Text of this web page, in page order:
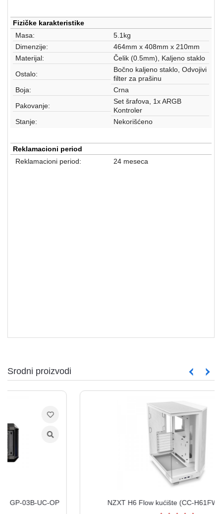
Fizičke karakteristike
Masa:
5.1kg
Dimenzije:
464mm x 408mm x 210mm
Materijal:
Čelik (0.5mm), Kaljeno staklo
Ostalo:
Bočno kaljeno staklo, Odvojivi
filter za prašinu
Boja:
Crna
Pakovanje:
Set šrafova, 1x ARGB
Kontroler
Stanje:
Nekorišćeno
Reklamacioni period
Reklamacioni period:
24 meseca
Srodni proizvodi
NZXT H6 Flow kućište (CC-H61FW-01) belo